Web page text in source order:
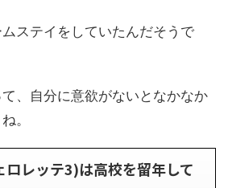
ステイをしていたんだそうで
、自分に意欲がないとなかなか
。
レッテ3)は高校を留年して